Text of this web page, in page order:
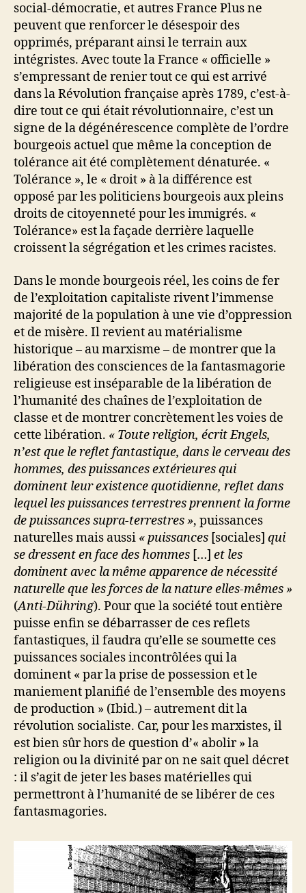
social-démocratie, et autres France Plus ne
peuvent que renforcer le désespoir des
opprimés, préparant ainsi le terrain aux
intégristes. Avec toute la France « officielle »
s’empressant de renier tout ce qui est arrivé
dans la Révolution française après 1789, c’est-à-
dire tout ce qui était révolutionnaire, c’est un
signe de la dégénérescence complète de l’ordre
bourgeois actuel que même la conception de
tolérance ait été complètement dénaturée. «
Tolérance », le « droit » à la différence est
opposé par les politiciens bourgeois aux pleins
droits de citoyenneté pour les immigrés. «
Tolérance» est la façade derrière laquelle
croissent la ségrégation et les crimes racistes.
Dans le monde bourgeois réel, les coins de fer
de l’exploitation capitaliste rivent l’immense
majorité de la population à une vie d’oppression
et de misère. Il revient au matérialisme
historique – au marxisme – de montrer que la
libération des consciences de la fantasmagorie
religieuse est inséparable de la libération de
l’humanité des chaînes de l’exploitation de
classe et de montrer concrètement les voies de
cette libération. « Toute religion, écrit Engels,
n’est que le reflet fantastique, dans le cerveau des
hommes, des puissances extérieures qui
dominent leur existence quotidienne, reflet dans
lequel les puissances terrestres prennent la forme
de puissances supra-terrestres », puissances
naturelles mais aussi « puissances [sociales] qui
se dressent en face des hommes […] et les
dominent avec la même apparence de nécessité
naturelle que les forces de la nature elles-mêmes »
(Anti-Dühring). Pour que la société tout entière
puisse enfin se débarrasser de ces reflets
fantastiques, il faudra qu’elle se soumette ces
puissances sociales incontrôlées qui la
dominent « par la prise de possession et le
maniement planifié de l’ensemble des moyens
de production » (Ibid.) – autrement dit la
révolution socialiste. Car, pour les marxistes, il
est bien sûr hors de question d’« abolir » la
religion ou la divinité par on ne sait quel décret
: il s’agit de jeter les bases matérielles qui
permettront à l’humanité de se libérer de ces
fantasmagories.